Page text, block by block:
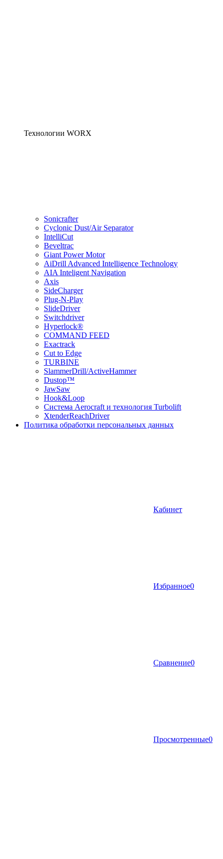
Технологии WORX
Sonicrafter
Cyclonic Dust/Air Separator
IntelliCut
Beveltrac
Giant Power Motor
AiDrill Advanced Intelligence Technology
AIA Inteligent Navigation
Axis
SideCharger
Plug-N-Play
SlideDriver
Switchdriver
Hyperlock®
COMMAND FEED
Exactrack
Cut to Edge
TURBINE
SlammerDrill/ActiveHammer
Dustop™
JawSaw
Hook&Loop
Cистема Aerocraft и технология Turbolift
XtenderReachDriver
Политика обработки персональных данных
Кабинет
Избранное0
Сравнение0
Просмотренные0